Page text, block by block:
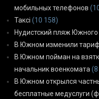
мобильных телефонов
Таксі (10 158)
Нудистский пляж
В Южном изменили
В Южном пойман на
начальник военкомата (8
В Южном открылся
бесплатные медуслуги